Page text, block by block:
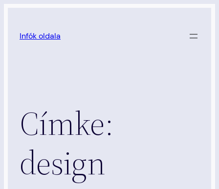
tartalomhoz
Infók oldala
Címke:
design